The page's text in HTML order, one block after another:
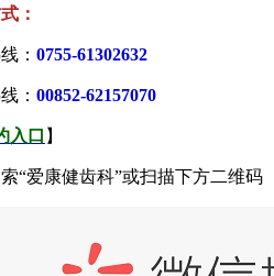
：
： 0755-61302632
： 00852-62157070
入口 】
爱康健齿科”或扫描下方二维码